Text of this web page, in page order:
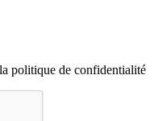
politique de confidentialité